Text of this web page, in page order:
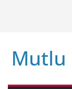
Mutlu